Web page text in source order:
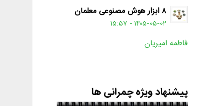
۸ ابزار هوش مصنوعی معلمان
۱۴۰۵-۰۵-۰۲ - ۱۵:۵۷
فاطمه امیریان
پیشنهاد ویژه چمرانی ها